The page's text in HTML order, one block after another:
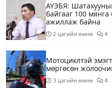
АҮЭБЯ:
байгааг 100 мянга
ажиллаж байна
2 цагийн өмнө 4
Мотоциклтэй
мөргөсөн
3 цагийн өмнө 4